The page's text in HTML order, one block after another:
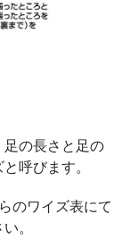
の長さと足の
呼びます。
のワイズ表にて
。